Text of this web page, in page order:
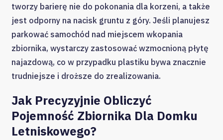
tworzy barierę nie do pokonania dla korzeni, a także
jest odporny na nacisk gruntu z góry. Jeśli planujesz
parkować samochód nad miejscem wkopania
zbiornika, wystarczy zastosować wzmocnioną płytę
najazdową, co w przypadku plastiku bywa znacznie
trudniejsze i droższe do zrealizowania.
Jak Precyzyjnie Obliczyć
Pojemność Zbiornika Dla Domku
Letniskowego?